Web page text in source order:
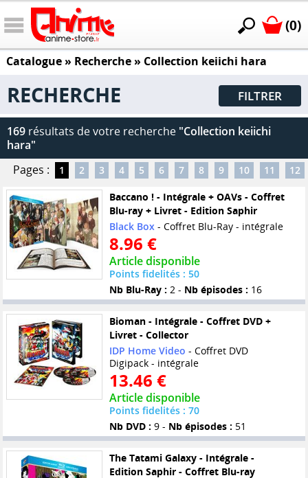
(0)
Catalogue» Recherche » Collection keiichi hara
RECHERCHE FILTRER
169 résultats de votre recherche "Collection keiichi
hara"
Pages :
1 2 3 4 5 6 7 8 9 10 11 12
Baccano ! - Intégrale + OAVs - Coffret
Blu-ray + Livret - Edition Saphir
Black Box- Coffret Blu-Ray - intégrale
8.96 €
Article disponible
Points fidelités : 50
Nb Blu-Ray : 2 - Nb épisodes : 16
Bioman - Intégrale - Coffret DVD +
Livret - Collector
IDP Home Video - Coffret DVD
Digipack - intégrale
13.46 €
Article disponible
Points fidelités : 70
Nb DVD : 9 - Nb épisodes : 51
The Tatami Galaxy - Intégrale -
Edition Saphir - Coffret Blu-ray